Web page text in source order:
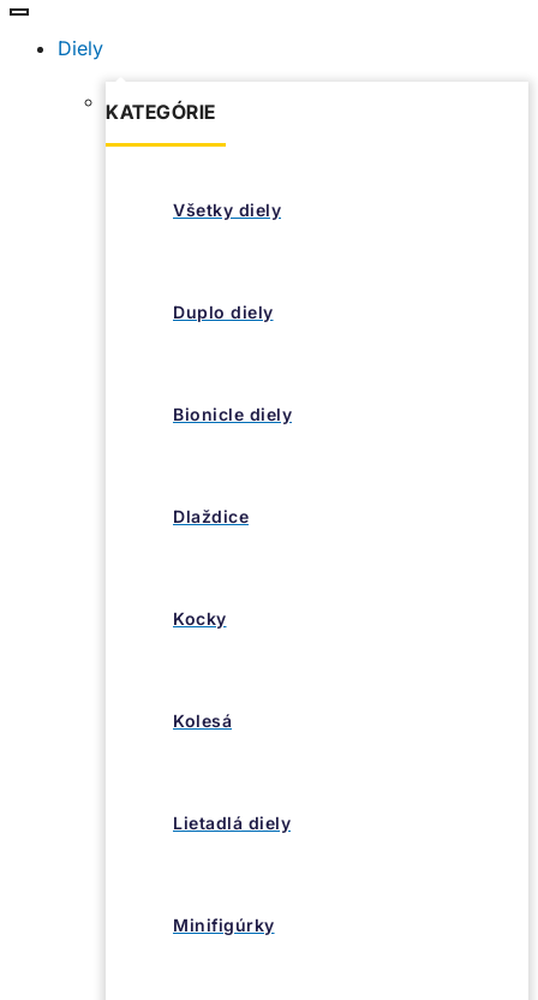
Diely
KATEGÓRIE
Všetky diely
Duplo diely
Bionicle diely
Dlaždice
Kocky
Kolesá
Lietadlá diely
Minifigúrky